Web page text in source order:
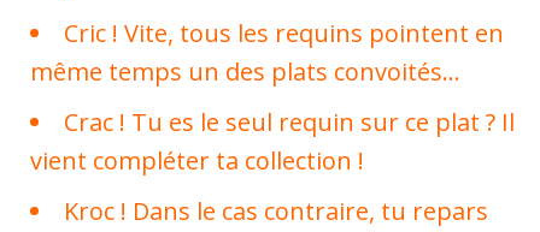
Cric ! Vite, tous les requins pointent en
même temps un des plats convoités…
Crac ! Tu es le seul requin sur ce plat ? Il
vient compléter ta collection !
Kroc ! Dans le cas contraire, tu repars